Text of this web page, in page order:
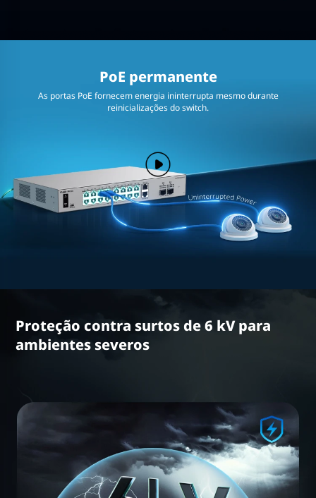
PoE permanente
As portas PoE fornecem energia ininterrupta mesmo durante
reinicializações do switch.
Proteção contra surtos de 6 kV para
ambientes severos